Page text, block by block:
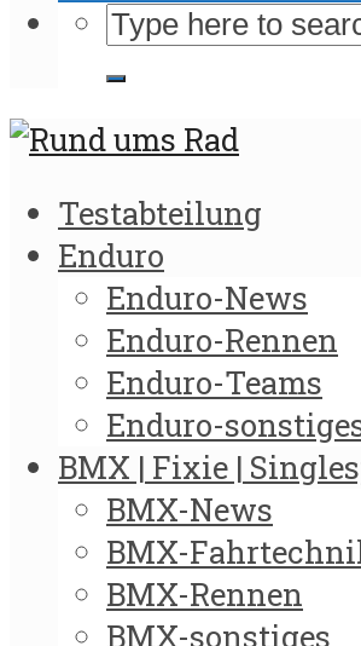
Testabteilung
Enduro
Enduro-News
Enduro-Rennen
Enduro-Teams
Enduro-
BMX | Fixie |
BMX-News
BMX-
BMX-Rennen
BMX-sonstiges